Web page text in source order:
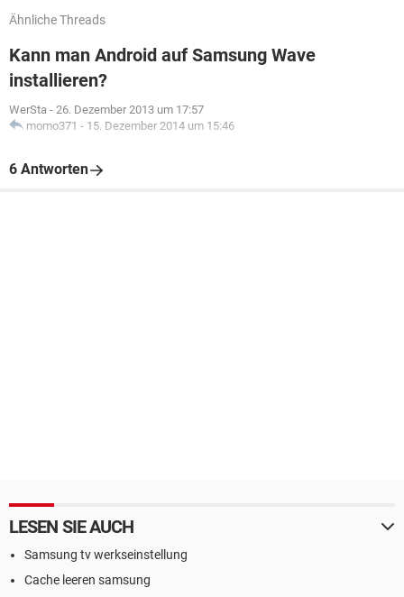
Ähnliche Threads
Kann man Android auf Samsung Wave
installieren?
WerSta - 26. Dezember 2013 um 17:57
momo371 - 15. Dezember 2014 um 15:46
6 Antworten
LESEN SIE AUCH
Samsung tv werkseinstellung
Cache leeren samsung